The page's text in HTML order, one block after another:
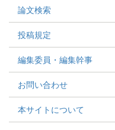
論文検索
投稿規定
編集委員・編集幹事
お問い合わせ
本サイトについて